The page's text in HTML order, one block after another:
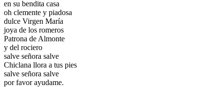
en su bendita casa
oh clemente y piadosa
dulce Virgen María
joya de los romeros
Patrona de Almonte
y del rociero
salve señora salve
Chiclana llora a tus pies
salve señora salve
por favor ayudame.